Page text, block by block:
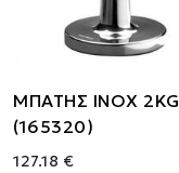
ΜΠΑΤΗΣ ΙΝΟΧ 2KG
(165320)
127.18 €